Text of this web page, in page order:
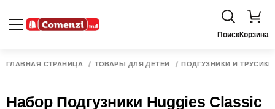
ПоискКорзина
ГЛАВНАЯ СТРАНИЦА ТОВАРЫ ДЛЯ ДЕТЕЙ ПОДГУЗНИКИ И ТРУСИКИ
Набор Подгузники Huggies Classic